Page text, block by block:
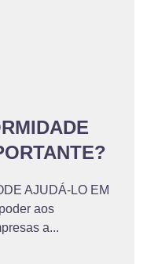
AJUDÁ-LO EM
aos
a...